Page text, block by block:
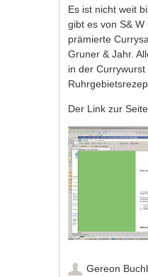
Es ist nicht weit
gibt es von S&
prämierte
Gruner & Jahr.
in der
Der Link zur
Gereon